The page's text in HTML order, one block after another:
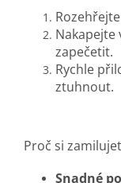
Nakapejte
zapečetit.
Rychle
ztuhnout.
Proč si
Snadné